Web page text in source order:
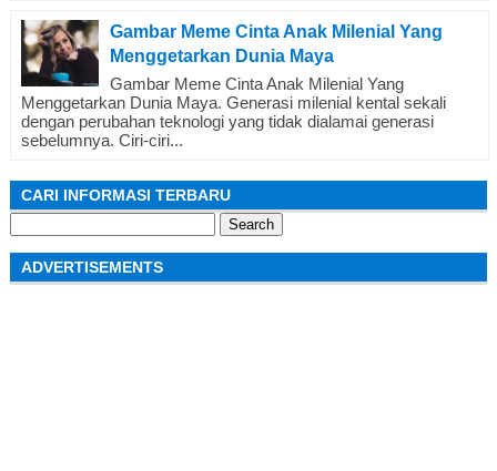
Gambar Meme Cinta Anak Milenial Yang
Menggetarkan Dunia Maya
Gambar Meme Cinta Anak Milenial Yang
Menggetarkan Dunia Maya. Generasi milenial kental sekali
dengan perubahan teknologi yang tidak dialamai generasi
sebelumnya. Ciri-ciri...
CARI INFORMASI TERBARU
for:
ADVERTISEMENTS